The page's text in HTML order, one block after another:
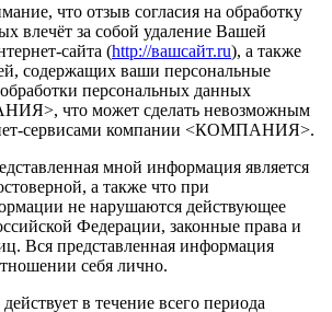
что отзыв согласия на обработку
влечёт за собой удаление Вашей
сайта (http://вашсайт.ru), а также
содержащих ваши персональные
персональных данных
что может сделать невозможным
сервисами компании <КОМПАНИЯ>.
мной информация является
а также что при
не нарушаются действующее
Федерации, законные права и
Вся представленная информация
себя лично.
в течение всего периода